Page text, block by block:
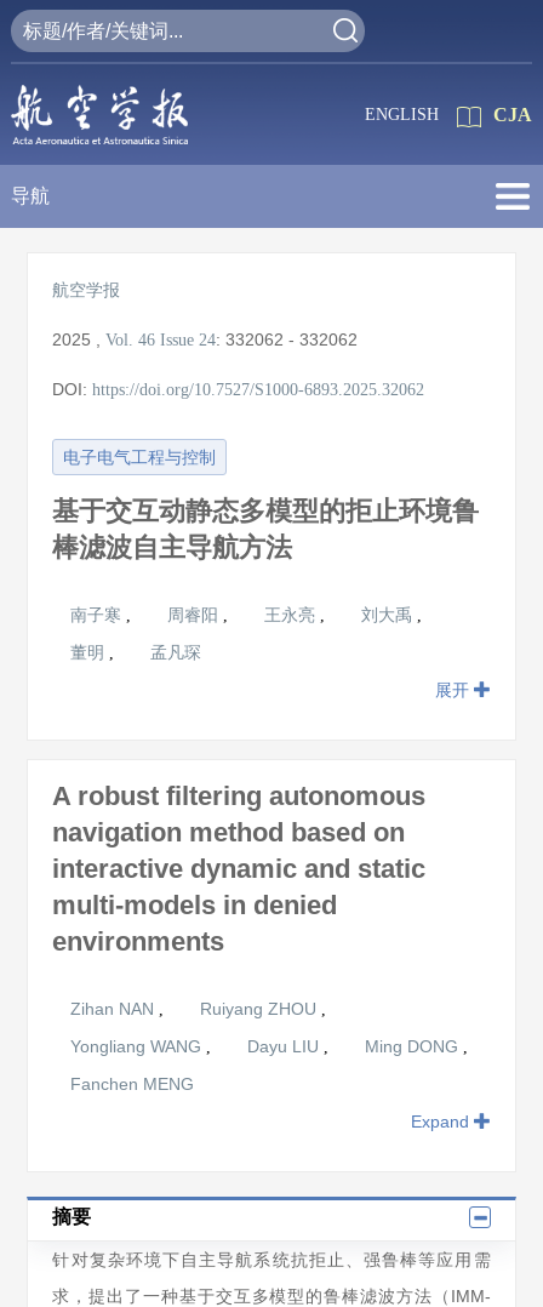
CJA
ENGLISH
导航
航空学报
2025 ,Vol. 46 Issue 24:332062 - 332062
DOI:https://doi.org/10.7527/S1000-6893.2025.32062
电子电气工程与控制
基于交互动静态多模型的拒止环境鲁
棒滤波自主导航方法
南子寒 , 周睿阳 , 王永亮 , 刘大禹 ,
董明 ,
孟凡琛
展开
A robust filtering autonomous
navigation method based on
interactive dynamic and static
multi-models in denied
environments
Zihan NAN , Ruiyang ZHOU ,
Yongliang WANG , Dayu LIU , Ming DONG ,
Fanchen MENG
Expand
摘要
针对复杂环境下自主导航系统抗拒止、强鲁棒等应用需
求，提出了一种基于交互多模型的鲁棒滤波方法（IMM-